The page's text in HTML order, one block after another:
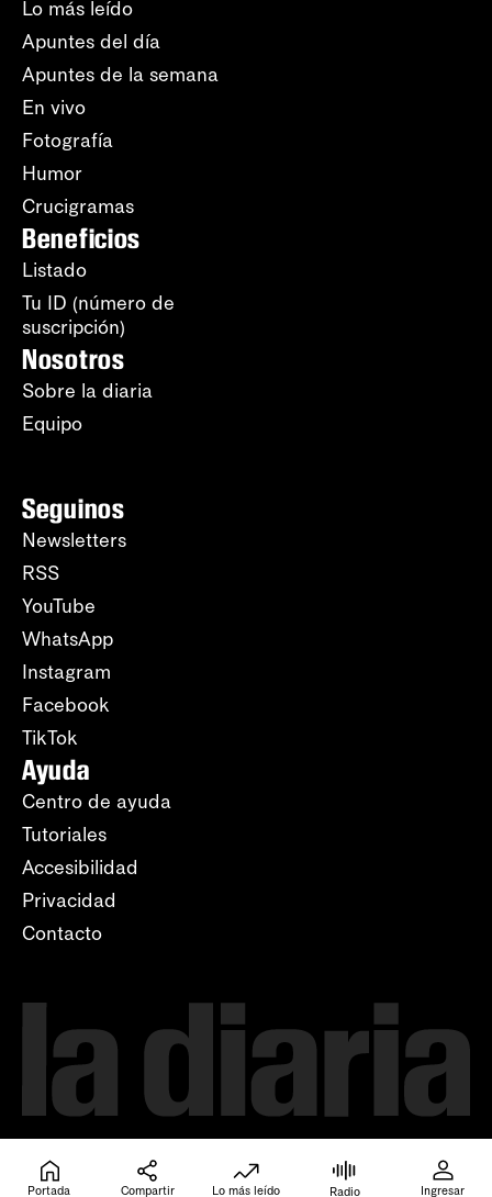
Lo más leído
Apuntes del día
Apuntes de la semana
En vivo
Fotografía
Humor
Crucigramas
Beneficios
Listado
Tu ID (número de
suscripción)
Nosotros
Sobre la diaria
Equipo
Seguinos
Newsletters
RSS
YouTube
WhatsApp
Instagram
Facebook
TikTok
Ayuda
Centro de ayuda
Tutoriales
Accesibilidad
Privacidad
Contacto
Portada Compartir Lo más leído Radio Ingresar